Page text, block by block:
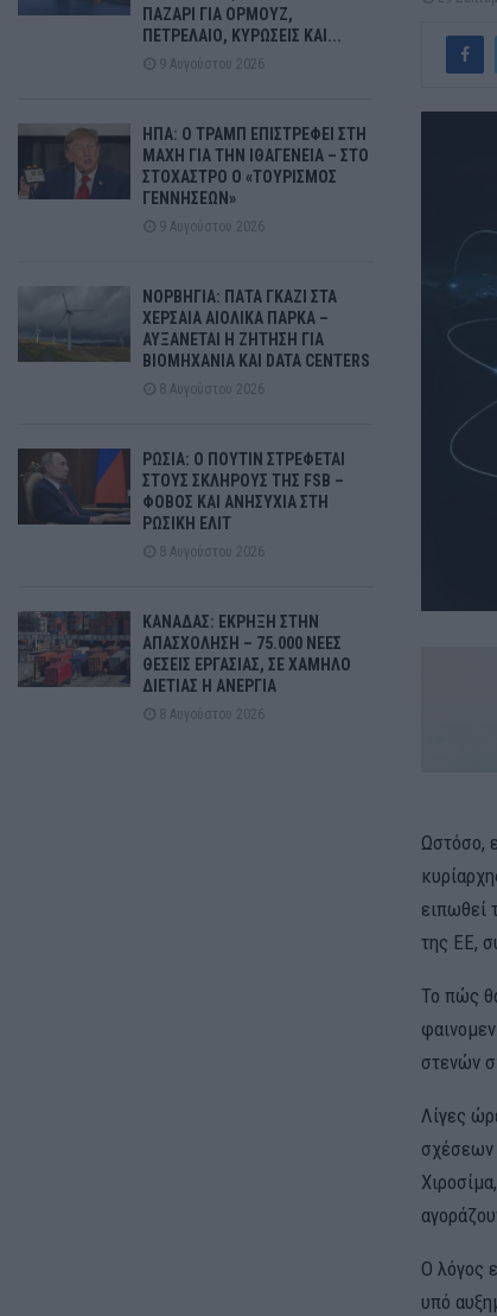
Ωστόσο,
ειπωθεί
της ΕΕ,
Το πώς
στενών
Λίγες
σχέσεων
Ο λόγος
υπό
ΠΑΖΑΡΙ ΓΙΑ ΟΡΜΟΥΖ,
ΠΕΤΡΕΛΑΙΟ, ΚΥΡΩΣΕΙΣ ΚΑΙ...
9 Αυγούστου 2026
ΗΠΑ: Ο ΤΡΑΜΠ ΕΠΙΣΤΡΕΦΕΙ ΣΤΗ
ΜΑΧΗ ΓΙΑ ΤΗΝ ΙΘΑΓΕΝΕΙΑ – ΣΤΟ
ΣΤΟΧΑΣΤΡΟ Ο «ΤΟΥΡΙΣΜΟΣ
ΓΕΝΝΗΣΕΩΝ»
9 Αυγούστου 2026
ΝΟΡΒΗΓΙΑ: ΠΑΤΑ ΓΚΑΖΙ ΣΤΑ
ΧΕΡΣΑΙΑ ΑΙΟΛΙΚΑ ΠΑΡΚΑ –
ΑΥΞΑΝΕΤΑΙ Η ΖΗΤΗΣΗ ΓΙΑ
ΒΙΟΜΗΧΑΝΙΑ ΚΑΙ DATA CENTERS
8 Αυγούστου 2026
ΡΩΣΙΑ: Ο ΠΟΥΤΙΝ ΣΤΡΕΦΕΤΑΙ
ΣΤΟΥΣ ΣΚΛΗΡΟΥΣ ΤΗΣ FSB –
ΦΟΒΟΣ ΚΑΙ ΑΝΗΣΥΧΙΑ ΣΤΗ
ΡΩΣΙΚΗ ΕΛΙΤ
8 Αυγούστου 2026
ΚΑΝΑΔΑΣ: ΕΚΡΗΞΗ ΣΤΗΝ
ΑΠΑΣΧΟΛΗΣΗ – 75.000 ΝΕΕΣ
ΘΕΣΕΙΣ ΕΡΓΑΣΙΑΣ, ΣΕ ΧΑΜΗΛΟ
ΔΙΕΤΙΑΣ Η ΑΝΕΡΓΙΑ
8 Αυγούστου 2026